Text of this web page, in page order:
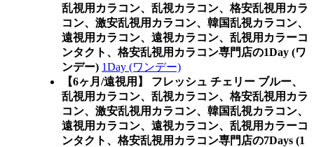
乱視用カラコン、乱視カラコン、格安乱視用カラ
コン、激安乱視用カラコン、韓国乱視カラコン、
遠視用カラコン、遠視カラコン、乱視用カラーコ
ンタクト、格安乱視用カラコン専門店の1Day (ワ
ンデー) 1Day (ワンデー)
【6ヶ月/遠視用】 フレッシュ チェリー ブルー、
乱視用カラコン、乱視カラコン、格安乱視用カラ
コン、激安乱視用カラコン、韓国乱視カラコン、
遠視用カラコン、遠視カラコン、乱視用カラーコ
ンタクト、格安乱視用カラコン専門店の7Days (1